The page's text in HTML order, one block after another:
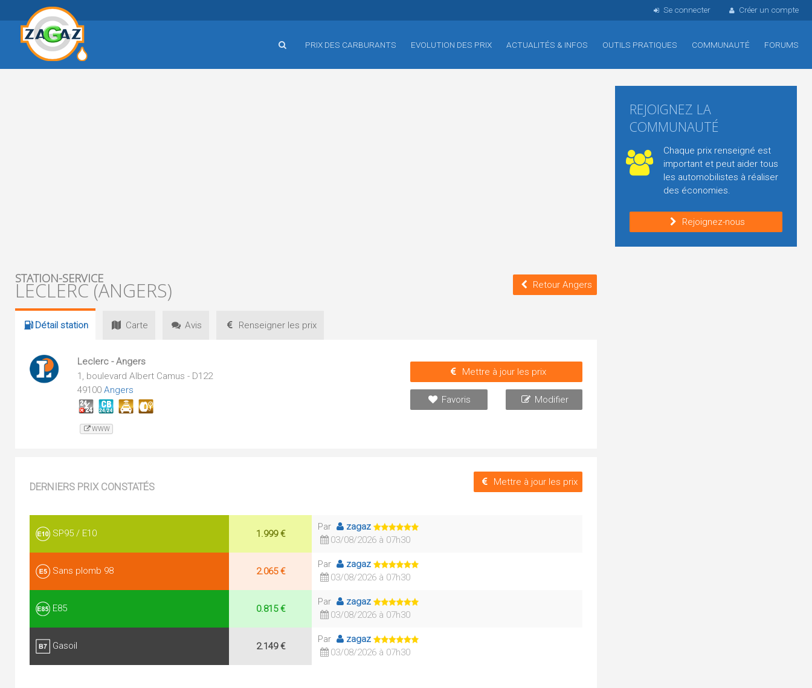
Se connecter Créer un compte
PRIX DES CARBURANTS EVOLUTION DES PRIX ACTUALITÉS & INFOS OUTILS PRATIQUES COMMUNAUTÉ FORUMS
STATION-SERVICE
LECLERC (ANGERS) Retour Angers
Détail station Carte Avis Renseigner les prix
Leclerc - Angers
1, boulevard Albert Camus - D122
49100 Angers
WWW
Mettre à jour les prix
Favoris Modifier
DERNIERS PRIX CONSTATÉS Mettre à jour les prix
SP95 / E10 1.999 €
Par
zagaz
03/08/2026 à 07h30
Sans plomb 98 2.065 €
Par
zagaz
03/08/2026 à 07h30
E85 0.815 €
Par
zagaz
03/08/2026 à 07h30
Gasoil 2.149 €
Par
zagaz
03/08/2026 à 07h30
REJOIGNEZ LA
COMMUNAUTÉ
Chaque prix renseigné est
important et peut aider tous
les automobilistes à réaliser
des économies.
Rejoignez-nous